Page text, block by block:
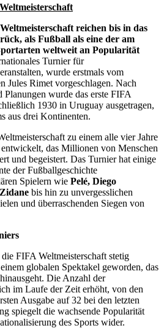
reichen bis in das
als Fußball als eine der am
weltweit an Popularität
Turnier für
wurde erstmals vom
Jules Rimet vorgeschlagen. Nach
Planungen wurde das erste FIFA
1930 in Uruguay ausgetragen,
aus drei Kontinenten.
zu einem alle vier Jahre
das Millionen von Menschen
und begeistert. Das Turnier hat einige
der Fußballgeschichte
Spielern wie Pelé, Diego
bis hin zu unvergesslichen
und überraschenden Siegen von
FIFA Weltmeisterschaft stetig
globalen Spektakel geworden, das
Die Anzahl der
im Laufe der Zeit erhöht, von den
Ausgabe auf 32 bei den letzten
spiegelt die wachsende Popularität
des Sports wider.